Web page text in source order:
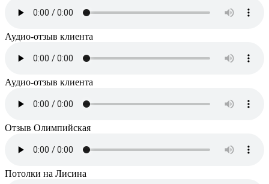
Аудио-отзыв клиента
Аудио-отзыв клиента
Отзыв Олимпийская
Потолки на Лисина